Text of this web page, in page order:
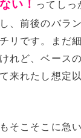
い！ ってしっ
、前後のバラ
リです。まだ
れど、ベース
来れたし想定
そこそこに急